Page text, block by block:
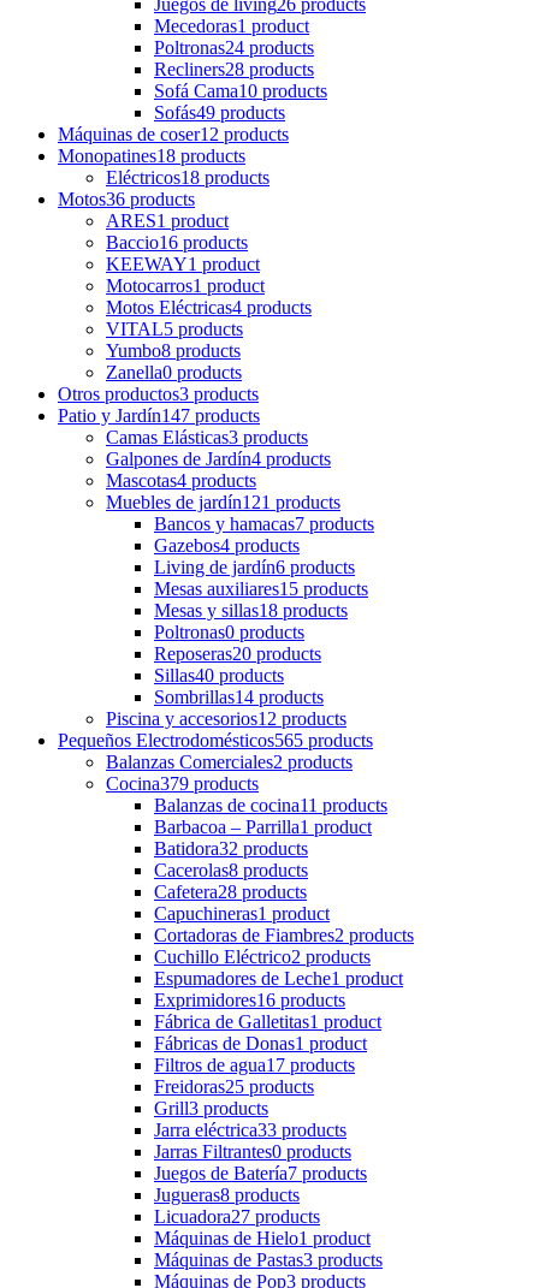
Mecedoras1 product
Poltronas24 products
Recliners28 products
Sofá Cama10 products
Sofás49 products
Máquinas de coser12 products
Monopatines18 products
Eléctricos18 products
Motos36 products
ARES1 product
Baccio16 products
KEEWAY1 product
Motocarros1 product
Motos Eléctricas4 products
VITAL5 products
Yumbo8 products
Zanella0 products
Otros productos3 products
Patio y Jardín147 products
Camas Elásticas3 products
Galpones de Jardín4 products
Mascotas4 products
Muebles de jardín121 products
Bancos y hamacas7 products
Gazebos4 products
Living de jardín6 products
Mesas auxiliares15 products
Mesas y sillas18 products
Poltronas0 products
Reposeras20 products
Sillas40 products
Sombrillas14 products
Piscina y accesorios12 products
Pequeños Electrodomésticos565 products
Balanzas Comerciales2 products
Cocina379 products
Balanzas de cocina11 products
Barbacoa – Parrilla1 product
Batidora32 products
Cacerolas8 products
Cafetera28 products
Capuchineras1 product
Cortadoras de Fiambres2 products
Cuchillo Eléctrico2 products
Espumadores de Leche1 product
Exprimidores16 products
Fábrica de Galletitas1 product
Fábricas de Donas1 product
Filtros de agua17 products
Freidoras25 products
Grill3 products
Jarra eléctrica33 products
Jarras Filtrantes0 products
Juegos de Batería7 products
Jugueras8 products
Licuadora27 products
Máquinas de Hielo1 product
Máquinas de Pastas3 products
Máquinas de Pop3 products